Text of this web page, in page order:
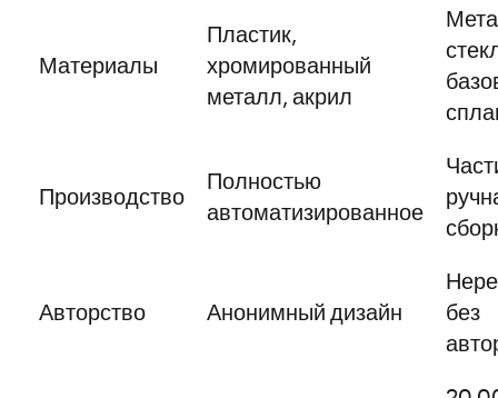
Материалы
Пластик,
хромированный
металл, акрил
Производство
Полностью
автоматизированное
Авторство Анонимный дизайн
без